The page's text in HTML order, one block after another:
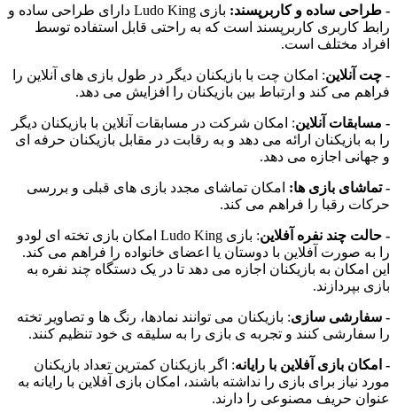
- طراحی ساده و کاربرپسند:
بازی Ludo King دارای طراحی ساده و
رابط کاربری کاربرپسند است که به راحتی قابل استفاده توسط
افراد مختلف است.
- چت آنلاین: امکان چت با بازیکنان دیگر در طول بازی های آنلاین را
فراهم می کند و ارتباط بین بازیکنان را افزایش می دهد.
- مسابقات آنلاین: امکان شرکت در مسابقات آنلاین با بازیکنان دیگر
را به بازیکنان ارائه می دهد و به رقابت در مقابل بازیکنان حرفه ای
و جهانی اجازه می دهد.
- تماشای بازی ها: امکان تماشای مجدد بازی های قبلی و بررسی
حرکات رقبا را فراهم می کند.
- حالت چند نفره آفلاین
: بازی Ludo King امکان بازی تخته ای لودو
را به صورت آفلاین با دوستان یا اعضای خانواده را فراهم می کند.
این امکان به بازیکنان اجازه می دهد تا در یک دستگاه چند نفره به
بازی بپردازند.
- سفارشی سازی: بازیکنان می توانند نمادها، رنگ ها و تصاویر تخته
را سفارشی کنند و تجربه ی بازی را به سلیقه ی خود تنظیم کنند.
- امکان بازی آفلاین با رایانه: اگر بازیکنان کمترین تعداد بازیکنان
مورد نیاز برای بازی را نداشته باشند، امکان بازی آفلاین با رایانه به
عنوان حریف مصنوعی را دارند.